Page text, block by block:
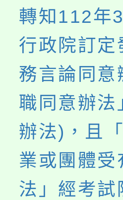
程，歡迎
心理、諮
系所師生
轉知112年
行政院訂
務言論同
職同意辦
辦法)，且
業或團體
法」經考